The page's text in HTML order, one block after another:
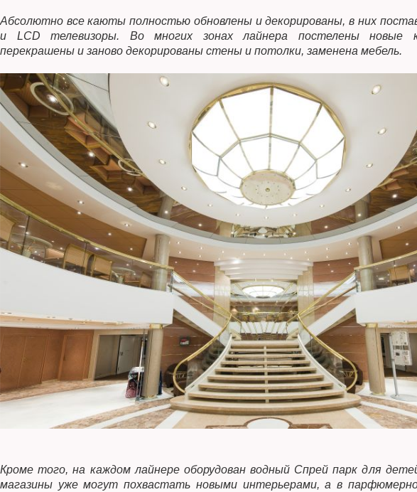
Абсолютно все каюты полностью обновлены и декорированы, в них
и LCD телевизоры. Во многих зонах лайнера постелены новые
перекрашены и заново декорированы стены и потолки, заменена мебель.
Кроме того, на каждом лайнере оборудован водный Спрей парк для
магазины уже могут похвастать новыми интерьерами, а в